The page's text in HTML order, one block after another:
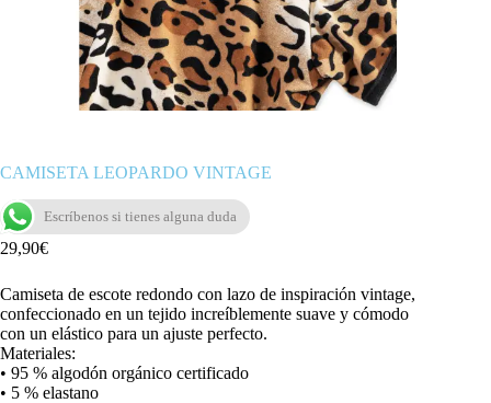
CAMISETA LEOPARDO VINTAGE
Escríbenos si tienes alguna duda
29,90€
Camiseta de escote redondo con lazo de inspiración vintage,
confeccionado en un tejido increíblemente suave y cómodo
con un elástico para un ajuste perfecto.
Materiales:
• 95 % algodón orgánico certificado
• 5 % elastano